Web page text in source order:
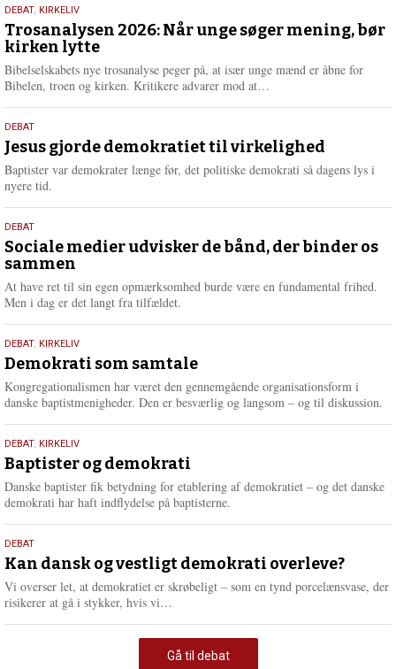
e
2.
juni
2026
DEBAT, KIRKELIV
Trosanalysen 2026: Når unge søger mening, bør
kirken lytte
Bibelselskabets nye trosanalyse peger på, at især unge mænd er åbne for
Bibelen, troen og kirken. Kritikere advarer mod at…
e
e
18.
maj
2026
DEBAT
Jesus gjorde demokratiet til virkelighed
Baptister var demokrater længe før, det politiske demokrati så dagens lys i
nyere tid.
18.
maj
2026
DEBAT
Sociale medier udvisker de bånd, der binder os
sammen
At have ret til sin egen opmærksomhed burde være en fundamental frihed.
Men i dag er det langt fra tilfældet.
18.
maj
2026
DEBAT, KIRKELIV
Demokrati som samtale
Kongregationalismen har været den gennemgående organisationsform i
danske baptistmenigheder. Den er besværlig og langsom – og til diskussion.
18.
maj
2026
DEBAT, KIRKELIV
Baptister og demokrati
Danske baptister fik betydning for etablering af demokratiet – og det danske
demokrati har haft indflydelse på baptisterne.
18.
maj
2026
DEBAT
Kan dansk og vestligt demokrati overleve?
Vi overser let, at demokratiet er skrøbeligt – som en tynd porcelænsvase, der
risikerer at gå i stykker, hvis vi…
m
e
Gå til debat